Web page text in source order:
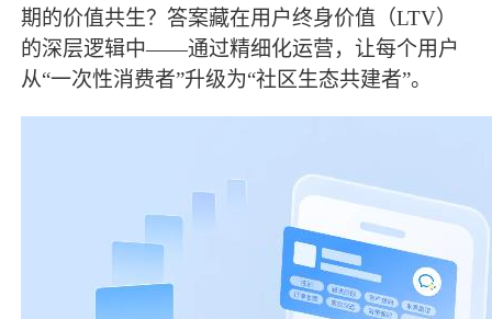
期的价值共生？答案藏在用户终身价值（LTV）
的深层逻辑中——通过精细化运营，让每个用户
从“一次性消费者”升级为“社区生态共建者”。